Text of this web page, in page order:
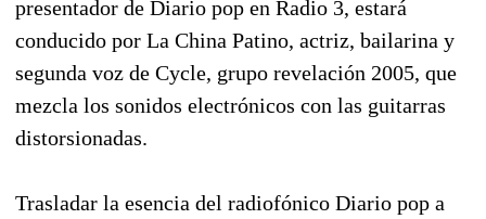
presentador de Diario pop en Radio 3, estará
conducido por La China Patino, actriz, bailarina y
segunda voz de Cycle, grupo revelación 2005, que
mezcla los sonidos electrónicos con las guitarras
distorsionadas.
Trasladar la esencia del radiofónico Diario pop a